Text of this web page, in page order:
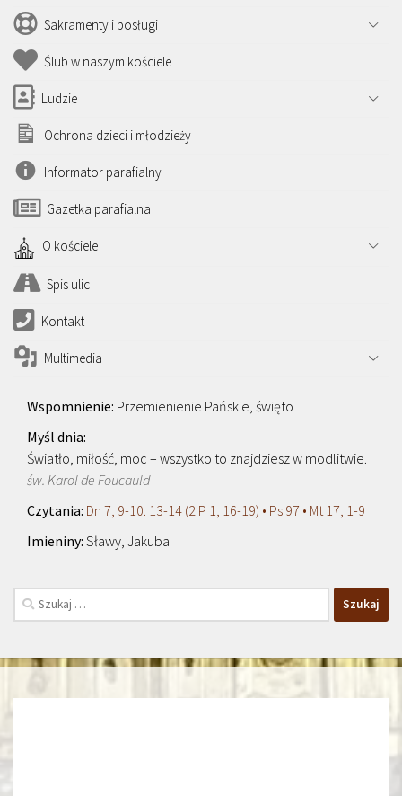
Sakramenty i posługi
Ślub w naszym kościele
Ludzie
Ochrona dzieci i młodzieży
Informator parafialny
Gazetka parafialna
O kościele
Spis ulic
Kontakt
Multimedia
Przemienienie Pańskie, święto
Światło, miłość, moc – wszystko to znajdziesz w modlitwie.
św. Karol de Foucauld
Dn 7, 9-10. 13-14 (2 P 1, 16-19) • Ps 97 • Mt 17, 1-9
Sławy, Jakuba
Szukaj: